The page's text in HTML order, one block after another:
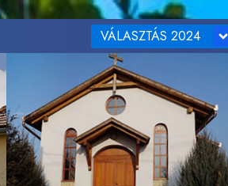
VÁLASZTÁS 2024